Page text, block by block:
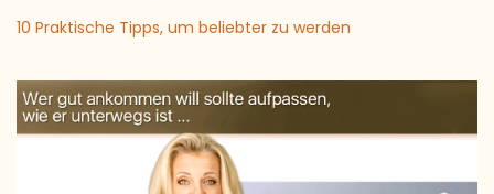
10 Praktische Tipps, um beliebter zu werden